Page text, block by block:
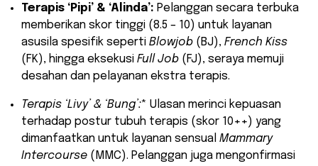
Terapis ‘Pipi’ & ‘Alinda’: Pelanggan secara terbuka
memberikan skor tinggi (8.5 – 10) untuk layanan
asusila spesifik seperti Blowjob (BJ), French Kiss
(FK), hingga eksekusi Full Job (FJ), seraya memuji
desahan dan pelayanan ekstra terapis.
Terapis ‘Livy’ & ‘Bung’:* Ulasan merinci kepuasan
terhadap postur tubuh terapis (skor 10++) yang
dimanfaatkan untuk layanan sensual Mammary
Intercourse (MMC). Pelanggan juga mengonfirmasi